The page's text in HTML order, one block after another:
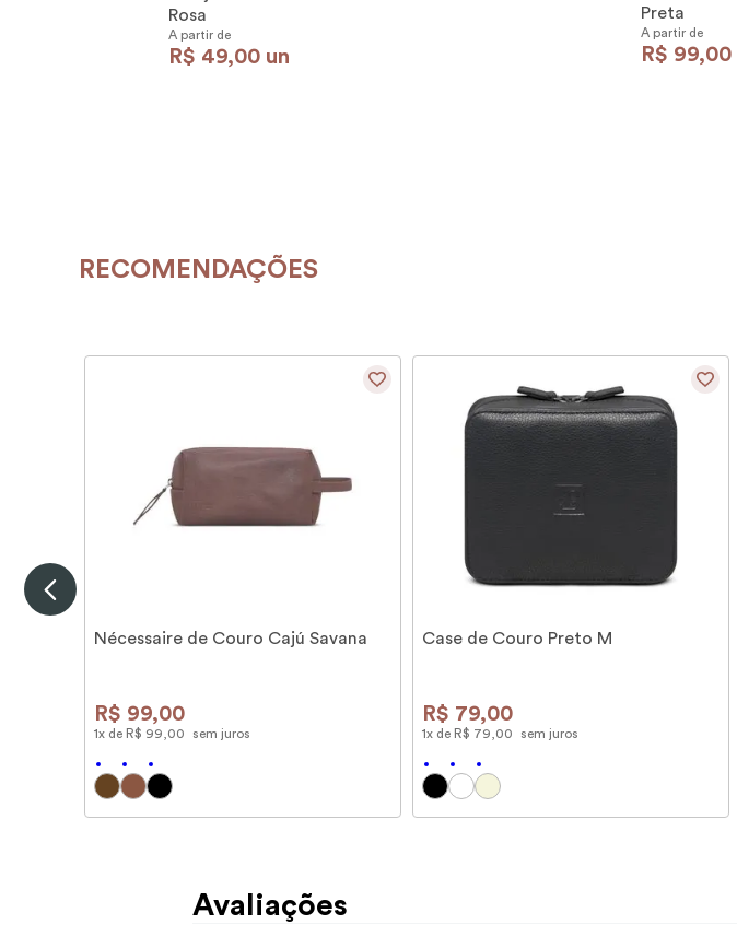
Rosa
A partir de
R$ 49,00 un
Preta
A partir de
R$ 99,00
RECOMENDAÇÕES
Nécessaire de Couro Cajú Savana
R$ 99,00
1x de R$ 99 00 sem juros
Case de Couro Preto M
R$ 79,00
1x de R$ 79 00 sem juros
Avaliações